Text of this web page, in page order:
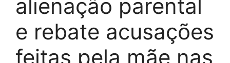
alienação parental
e rebate acusações
feitas pela mãe nas